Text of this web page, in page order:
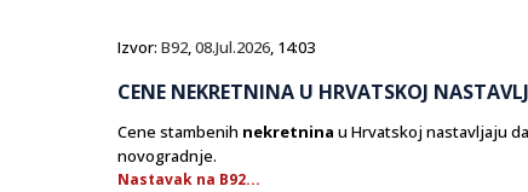
Izvor: B92,08.Jul.2026, 14:03
CENE NEKRETNINA U HRVATSKOJ
Cene stambenih nekretnina u Hrvatskoj nastavljaju
novogradnje.
Nastavak na B92...